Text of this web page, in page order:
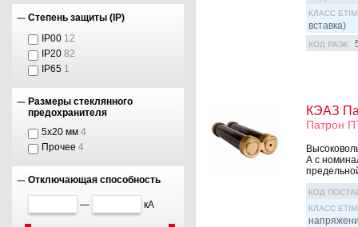
Степень защиты (IP)
IP00 12
IP20 82
IP65 1
Размеры стеклянного
предохранителя
5х20 мм 4
Прочее 4
Отключающая способность
— кА
КЛАСС ETIM
вставка)
КОД РАЭК
КЭАЗ
Патрон
А с
КОД
КЛАСС ETIM